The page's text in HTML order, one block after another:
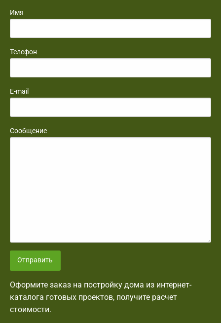
Имя
Телефон
E-mail
Сообщение
Отправить
Оформите заказ на постройку дома из интернет-
каталога готовых проектов, получите расчет
стоимости.